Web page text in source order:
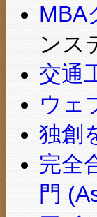
MBA
ンス
交通
ウェ
独創
完全
門